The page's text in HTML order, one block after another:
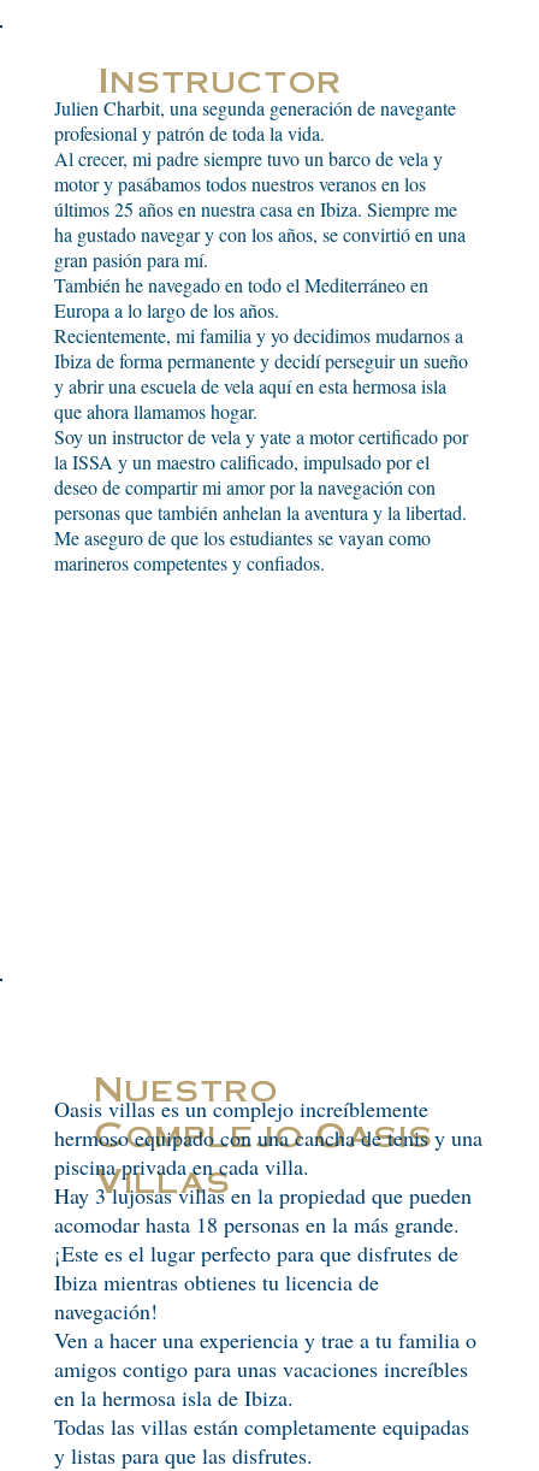
Nuestro
Complejo Oasis
Villas
Oasis villas es un complejo increíblemente
hermoso equipado con una cancha de tenis y una
piscina privada en cada villa.
Hay 3 lujosas villas en la propiedad que pueden
acomodar hasta 18 personas en la más grande.
¡Este es el lugar perfecto para que disfrutes de
Ibiza mientras obtienes tu licencia de
navegación!
Ven a hacer una experiencia y trae a tu familia o
amigos contigo para unas vacaciones increíbles
en la hermosa isla de Ibiza.
Todas las villas están completamente equipadas
y listas para que las disfrutes.
Instructor
Julien Charbit, una segunda generación de navegante
profesional y patrón de toda la vida.
Al crecer, mi padre siempre tuvo un barco de vela y
motor y pasábamos todos nuestros veranos en los
últimos 25 años en nuestra casa en Ibiza. Siempre me
ha gustado navegar y con los años, se convirtió en una
gran pasión para mí.
También he navegado en todo el Mediterráneo en
Europa a lo largo de los años.
Recientemente, mi familia y yo decidimos mudarnos a
Ibiza de forma permanente y decidí perseguir un sueño
y abrir una escuela de vela aquí en esta hermosa isla
que ahora llamamos hogar.
Soy un instructor de vela y yate a motor certificado por
la ISSA y un maestro calificado, impulsado por el
deseo de compartir mi amor por la navegación con
personas que también anhelan la aventura y la libertad.
Me aseguro de que los estudiantes se vayan como
marineros competentes y confiados.